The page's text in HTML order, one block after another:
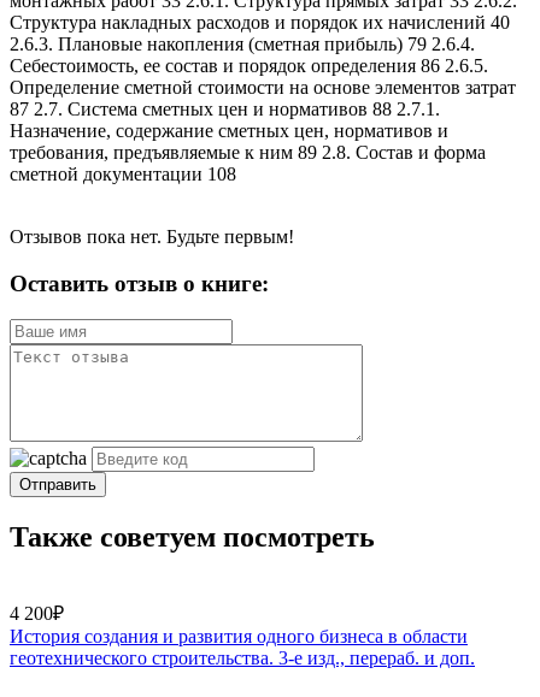
Структура накладных расходов и порядок их начислений 40
2.6.3. Плановые накопления (сметная прибыль) 79 2.6.4.
Себестоимость, ее состав и порядок определения 86 2.6.5.
Определение сметной стоимости на основе элементов затрат
87 2.7. Система сметных цен и нормативов 88 2.7.1.
Назначение, содержание сметных цен, нормативов и
требования, предъявляемые к ним 89 2.8. Состав и форма
сметной документации 108
Отзывов пока нет. Будьте первым!
Оставить отзыв о книге:
Отправить
Также советуем посмотреть
4 200₽
История создания и развития одного бизнеса в области
геотехнического строительства. 3-е изд., перераб. и доп.